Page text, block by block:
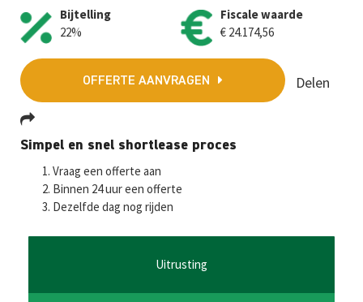
Bijtelling
22%
Fiscale waarde
€ 24.174,56
OFFERTE AANVRAGEN Delen
Fa
ce
b
o
o
T
wi
tt
er
E
m
ai
l
W
h
at
sA
p
p
M
se
ge
r
Simpel en snel shortlease proces
Vraag een offerte aan
Binnen 24 uur een offerte
Dezelfde dag nog rijden
Uitrusting